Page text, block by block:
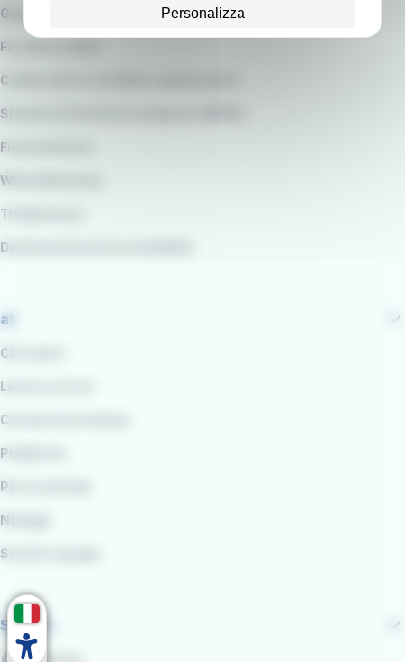
Gruppo RATP
Fornitori e Gare
Codice etico e modello organizzativo
Sistema di Gestione integrato QARSS
Finanziamenti
Whistleblowing
Trasparenza
Dichiarazione di accessibilità
at
Chi siamo
Lavora con noi
Comunicati stampa
Pubblicità
Per le aziende
Noleggi
Scuole e gruppi
Seguici
Personalizza